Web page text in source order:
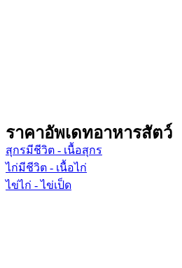
ราคาอัพเดทอาหารสัตว์
สุกรมีชีวิต - เนื้อสุกร
ไก่มีชีวิต - เนื้อไก่
ไข่ไก่ - ไข่เป็ด